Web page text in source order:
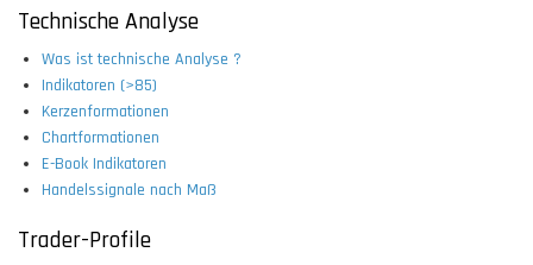
Technische Analyse
Was ist technische Analyse ?
Indikatoren (>85)
Kerzenformationen
Chartformationen
E-Book Indikatoren
Handelssignale nach Maß
Trader-Profile